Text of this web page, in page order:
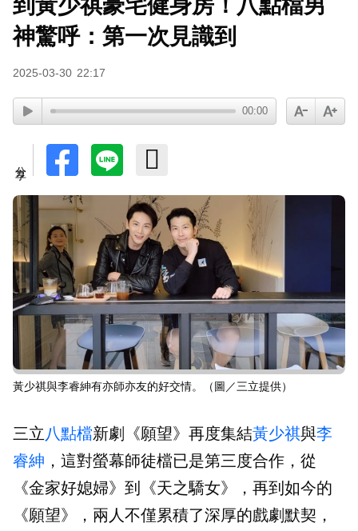
到黃少祺豪宅健身房！八點檔男
神驚呼：第一次見識到
2025-03-30 22:17
00:00
黃少祺與李睿紳有亦師亦友的好交情。（圖／三立提供）
三立 八點檔新劇《願望》再度集結黃少祺與李
睿紳 ，這對螢幕師徒檔已是第三度合作，從
《金家好媳婦》到《天之驕女》，再到如今的
《願望》，兩人不僅累積了深厚的戲劇默契，